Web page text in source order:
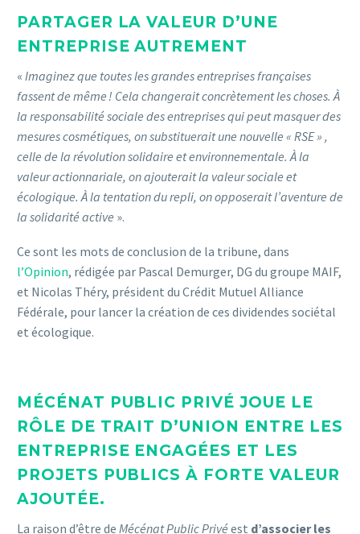
PARTAGER LA VALEUR D’UNE
ENTREPRISE AUTREMENT
« Imaginez que toutes les grandes entreprises françaises
fassent de même ! Cela changerait concrètement les choses. À
la responsabilité sociale des entreprises qui peut masquer des
mesures cosmétiques, on substituerait une nouvelle « RSE » ,
celle de la révolution solidaire et environnementale. À la
valeur actionnariale, on ajouterait la valeur sociale et
écologique. À la tentation du repli, on opposerait l’aventure de
la solidarité active ».
Ce sont les mots de conclusion de la tribune, dans
l’Opinion, rédigée par Pascal Demurger, DG du groupe MAIF,
et Nicolas Théry, président du Crédit Mutuel Alliance
Fédérale, pour lancer la création de ces dividendes sociétal
et écologique.
MÉCÉNAT PUBLIC PRIVÉ JOUE LE
RÔLE DE TRAIT D’UNION ENTRE LES
ENTREPRISE ENGAGÉES ET LES
PROJETS PUBLICS À FORTE VALEUR
AJOUTÉE.
La raison d’être de Mécénat Public Privéest d’associer les